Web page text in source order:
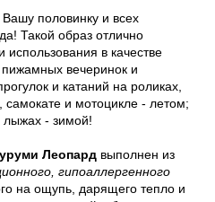
Вашу половинку и всех
Такой образ отлично
использования в качестве
вечеринок и
и катаний на роликах,
и мотоцикле - летом;
лыжах - зимой!
Леопард выполнен из
гипоаллергенного
на ощупь, дарящего тепло и